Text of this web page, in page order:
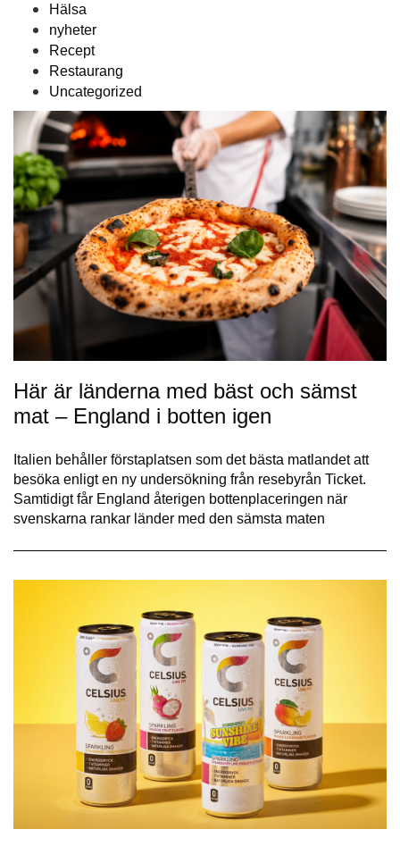
Hälsa
nyheter
Recept
Restaurang
Uncategorized
Här är länderna med bäst och sämst
mat – England i botten igen
Italien behåller förstaplatsen som det bästa matlandet att
besöka enligt en ny undersökning från resebyrån Ticket.
Samtidigt får England återigen bottenplaceringen när
svenskarna rankar länder med den sämsta maten